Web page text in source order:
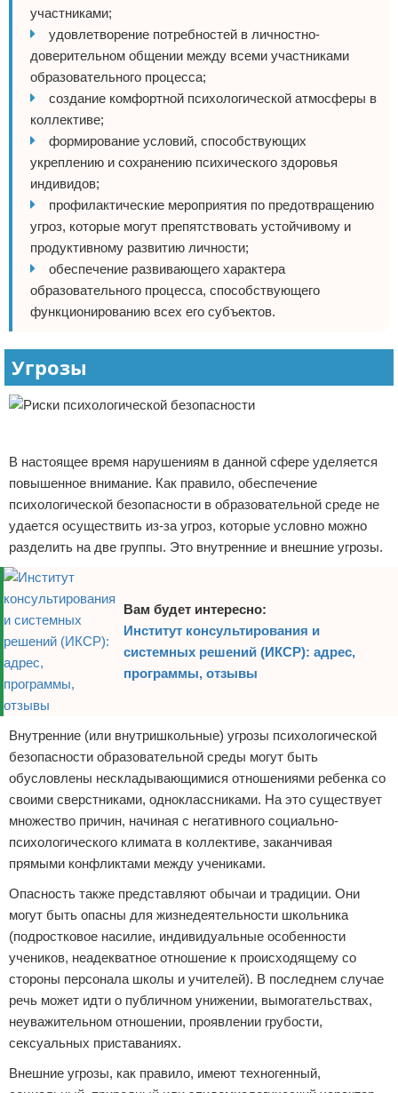
участниками;
удовлетворение потребностей в личностно-
доверительном общении между всеми участниками
образовательного процесса;
создание комфортной психологической атмосферы в
коллективе;
формирование условий, способствующих
укреплению и сохранению психического здоровья
индивидов;
профилактические мероприятия по предотвращению
угроз, которые могут препятствовать устойчивому и
продуктивному развитию личности;
обеспечение развивающего характера
образовательного процесса, способствующего
функционированию всех его субъектов.
Угрозы
В настоящее время нарушениям в данной сфере уделяется
повышенное внимание. Как правило, обеспечение
психологической безопасности в образовательной среде не
удается осуществить из-за угроз, которые условно можно
разделить на две группы. Это внутренние и внешние угрозы.
Вам будет интересно:
Институт консультирования и
системных решений (ИКСР): адрес,
программы, отзывы
Внутренние (или внутришкольные) угрозы психологической
безопасности образовательной среды могут быть
обусловлены нескладывающимися отношениями ребенка со
своими сверстниками, одноклассниками. На это существует
множество причин, начиная с негативного социально-
психологического климата в коллективе, заканчивая
прямыми конфликтами между учениками.
Опасность также представляют обычаи и традиции. Они
могут быть опасны для жизнедеятельности школьника
(подростковое насилие, индивидуальные особенности
учеников, неадекватное отношение к происходящему со
стороны персонала школы и учителей). В последнем случае
речь может идти о публичном унижении, вымогательствах,
неуважительном отношении, проявлении грубости,
сексуальных приставаниях.
Внешние угрозы, как правило, имеют техногенный,